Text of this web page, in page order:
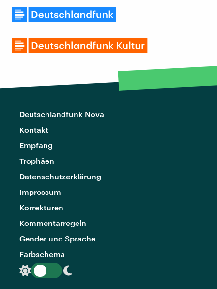
Deutschlandfunk Nova
Kontakt
Empfang
Trophäen
Datenschutzerklärung
Impressum
Korrekturen
Kommentarregeln
Gender und Sprache
Farbschema